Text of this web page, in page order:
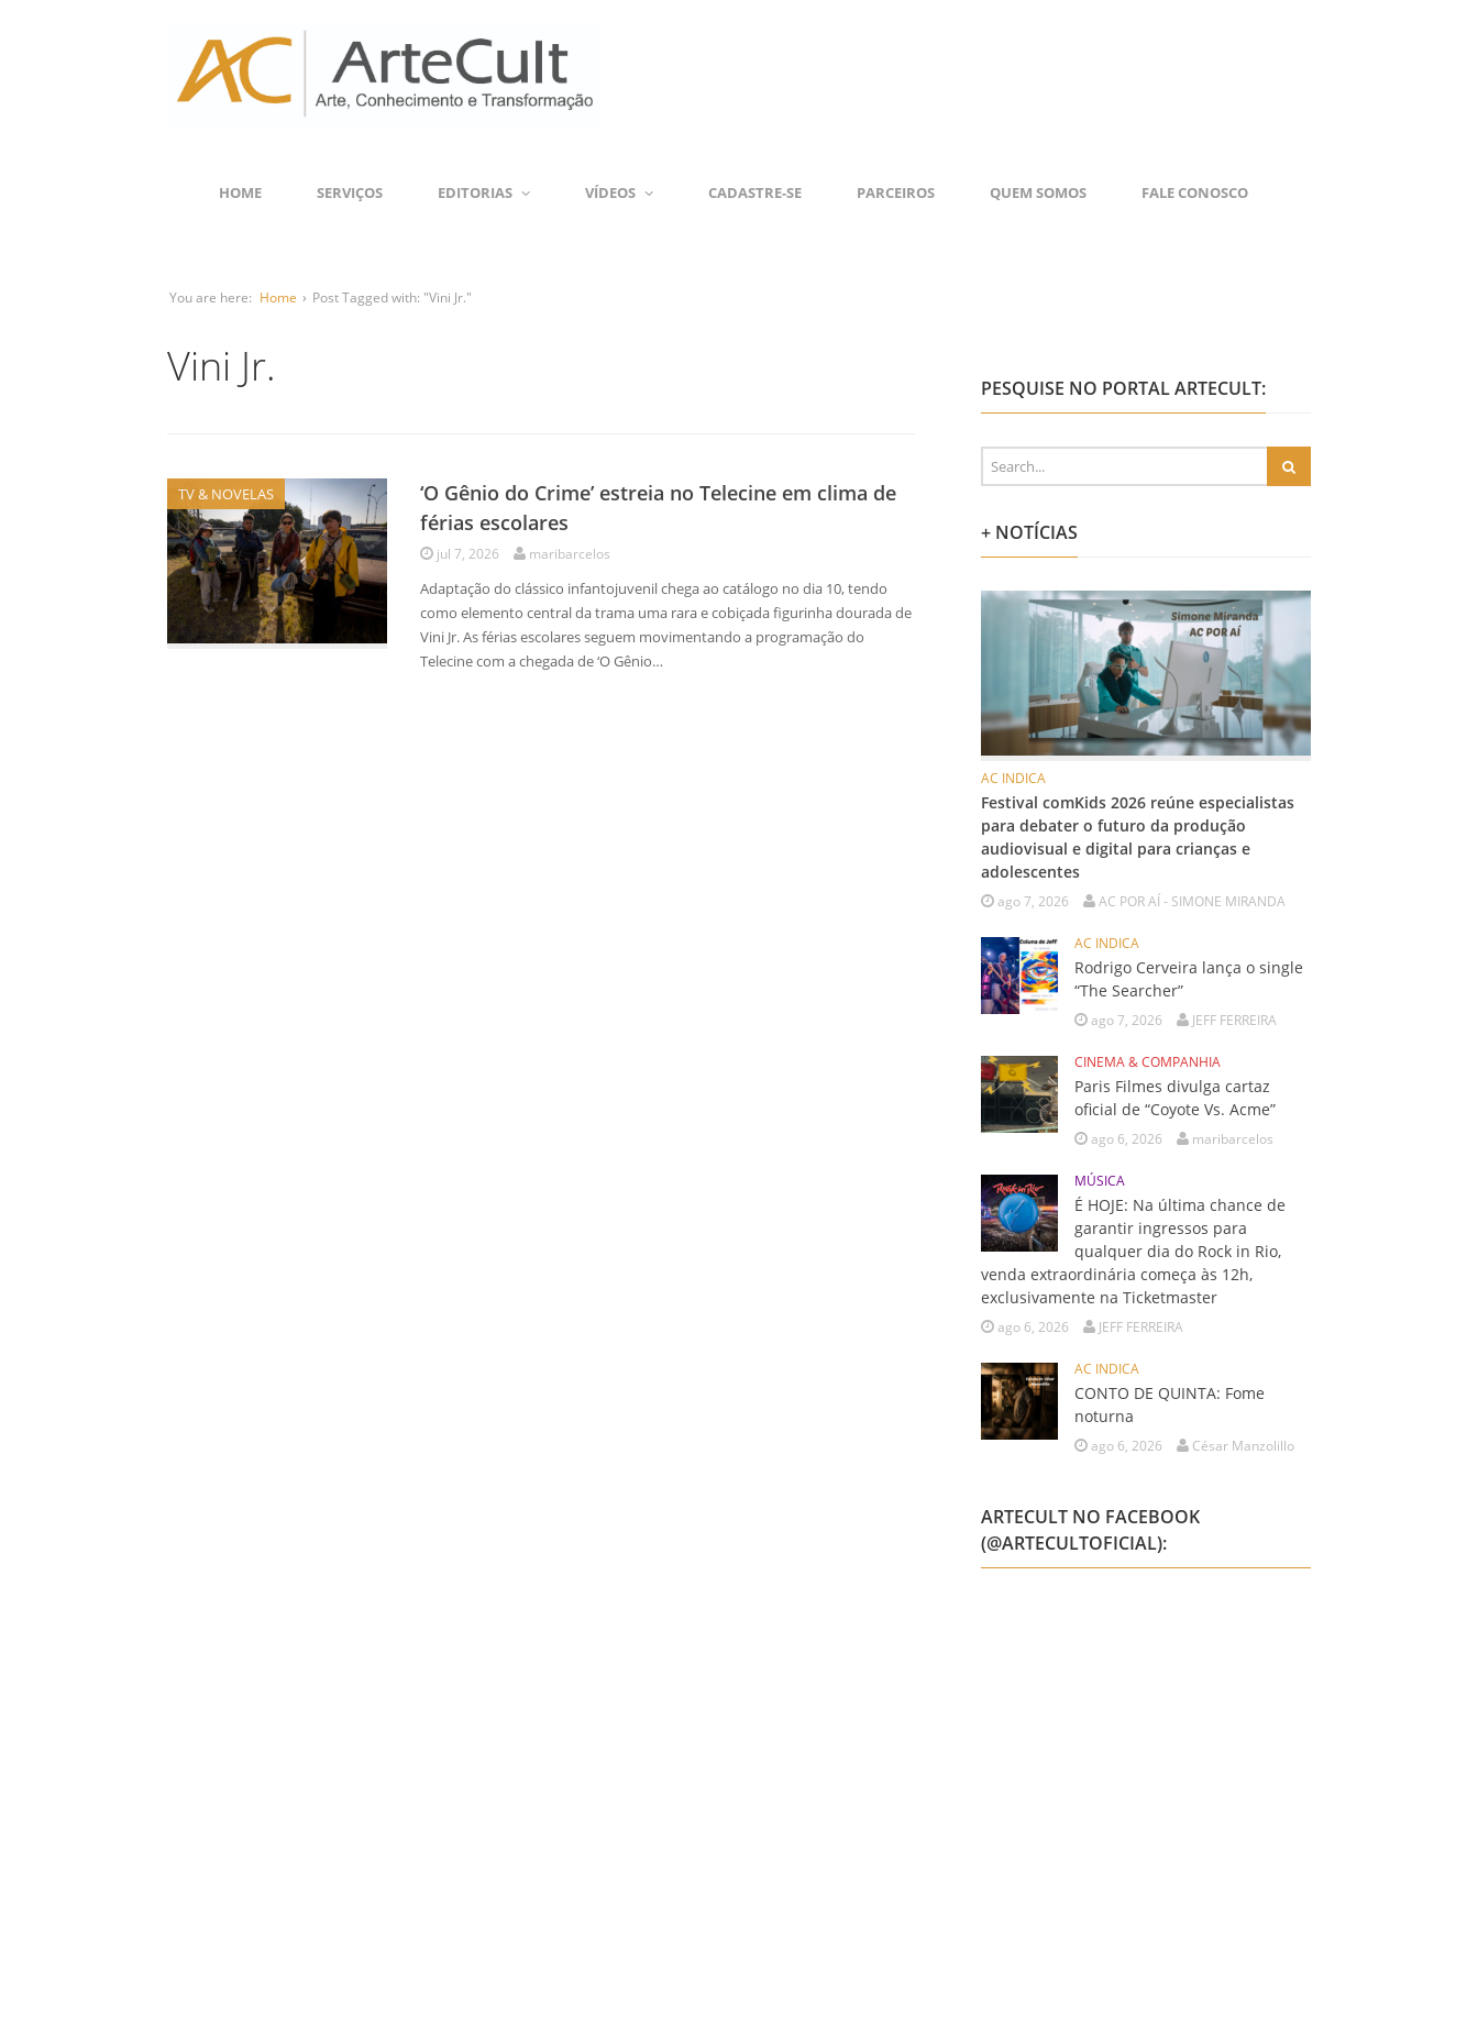
HOME SERVIÇOS EDITORIAS VÍDEOS CADASTRE-SE PARCEIROS QUEM SOMOS FALE CONOSCO
You are here: Home › Post Tagged with: "Vini Jr."
Vini Jr.
TV & NOVELAS
‘O Gênio do Crime’ estreia no Telecine em clima de
férias escolares
jul 7, 2026 maribarcelos
Adaptação do clássico infantojuvenil chega ao catálogo no dia 10, tendo
como elemento central da trama uma rara e cobiçada figurinha dourada de
Vini Jr. As férias escolares seguem movimentando a programação do
Telecine com a chegada de ‘O Gênio…
PESQUISE NO PORTAL ARTECULT:
+ NOTÍCIAS
AC INDICA
Festival comKids 2026 reúne especialistas
para debater o futuro da produção
audiovisual e digital para crianças e
adolescentes
ago 7, 2026 AC POR AÍ - SIMONE MIRANDA
AC INDICA
Rodrigo Cerveira lança o single
“The Searcher”
ago 7, 2026 JEFF FERREIRA
CINEMA & COMPANHIA
Paris Filmes divulga cartaz
oficial de “Coyote Vs. Acme”
ago 6, 2026 maribarcelos
MÚSICA
É HOJE: Na última chance de
garantir ingressos para
qualquer dia do Rock in Rio,
venda extraordinária começa às 12h,
exclusivamente na Ticketmaster
ago 6, 2026 JEFF FERREIRA
AC INDICA
CONTO DE QUINTA: Fome
noturna
ago 6, 2026 César Manzolillo
ARTECULT NO FACEBOOK
(@ARTECULTOFICIAL):